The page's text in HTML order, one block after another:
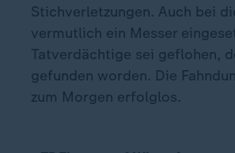
Stichverletzungen. Auch bei
vermutlich ein Messer
Tatverdächtige sei geflohen,
gefunden worden. Die
zum Morgen erfolglos.